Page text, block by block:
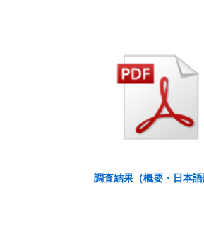
調査結果（概要・日本語